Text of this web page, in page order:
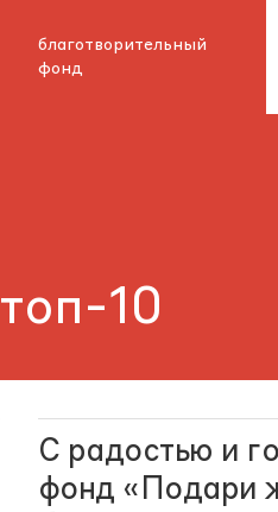
благотворительный
фонд
10
С радостью и
фонд «Подари